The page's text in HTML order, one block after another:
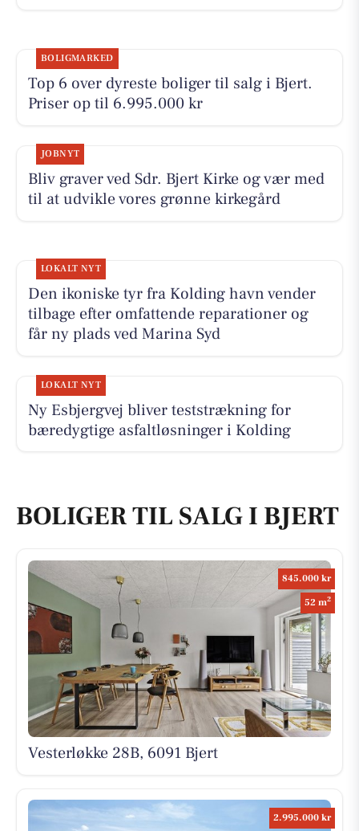
BOLIGMARKED
Top 6 over dyreste boliger til salg i Bjert.
Priser op til 6.995.000 kr
JOBNYT
Bliv graver ved Sdr. Bjert Kirke og vær med
til at udvikle vores grønne kirkegård
LOKALT NYT
Den ikoniske tyr fra Kolding havn vender
tilbage efter omfattende reparationer og
får ny plads ved Marina Syd
LOKALT NYT
Ny Esbjergvej bliver teststrækning for
bæredygtige asfaltløsninger i Kolding
BOLIGER TIL SALG I BJERT
845.000 kr
52 m2
Vesterløkke 28B, 6091 Bjert
2.995.000 kr